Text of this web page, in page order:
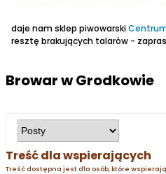
daje nam sklep piwowarski
resztę brakujących talarów -
Browar w Grodkowie
Treść dla wspierających
Treść dostępna jest dla osób, które